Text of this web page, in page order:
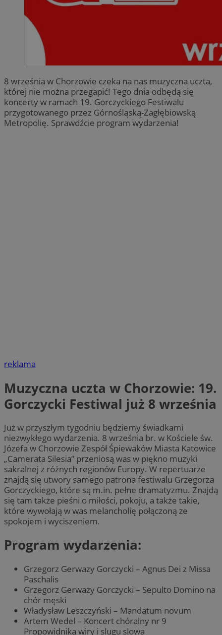
8 września w Chorzowie czeka na nas muzyczna uczta,
której nie można przegapić! Tego dnia odbędą się
koncerty w ramach 19. Gorczyckiego Festiwalu
przygotowanego przez Górnośląską-Zagłębiowską
Metropolię. Sprawdźcie program wydarzenia!
reklama
Muzyczna uczta w Chorzowie: 19.
Gorczycki Festiwal już 8 września
Już w przyszłym tygodniu będziemy świadkami
niezwykłego wydarzenia. 8 września br. w Kościele św.
Józefa w Chorzowie Zespół Śpiewaków Miasta Katowice
„Camerata Silesia” przeniosą was w piękno muzyki
sakralnej z różnych regionów Europy. W repertuarze
znajdą się utwory samego patrona festiwalu Grzegorza
Gorczyckiego, które są m.in. pełne dramatyzmu. Znajdą
się tam także pieśni o miłości, pokoju, a także takie,
które wywołają w was melancholię połączoną ze
spokojem i wyciszeniem.
Program wydarzenia:
Grzegorz Gerwazy Gorczycki – Agnus Dei z Missa
Paschalis
Grzegorz Gerwazy Gorczycki – Sepulto Domino na
chór męski
Władysław Leszczyński – Mandatum novum
Artem Wedel – Koncert chóralny nr 9
Propowidnika wiry i slugu slowa